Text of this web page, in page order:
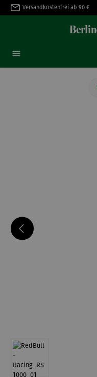
springen
Versandkostenfrei ab 90 €